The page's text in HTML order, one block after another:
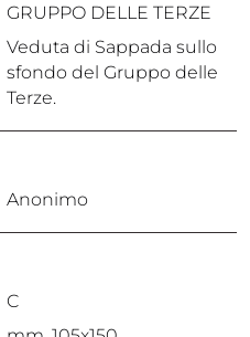
GRUPPO DELLE TERZE
Veduta di Sappada sullo
sfondo del Gruppo delle
Terze.
Anonimo
C